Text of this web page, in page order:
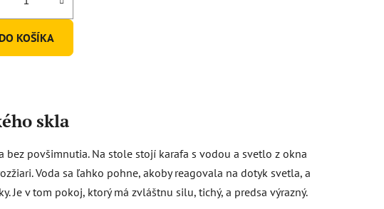
z
hviezdičiek.
DO KOŠÍKA
l
d
a
c
skla
bez povšimnutia. Na stole stojí karafa s vodou a svetlo z okna
Voda sa ľahko pohne, akoby reagovala na dotyk svetla, a
Je v tom pokoj, ktorý má zvláštnu silu, tichý, a predsa výrazný.